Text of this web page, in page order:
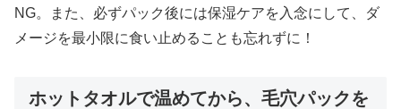
NG。また、必ずパック後には保湿ケアを入念にして、ダ
メージを最小限に食い止めることも忘れずに！
ホットタオルで温めてから、毛穴パックを